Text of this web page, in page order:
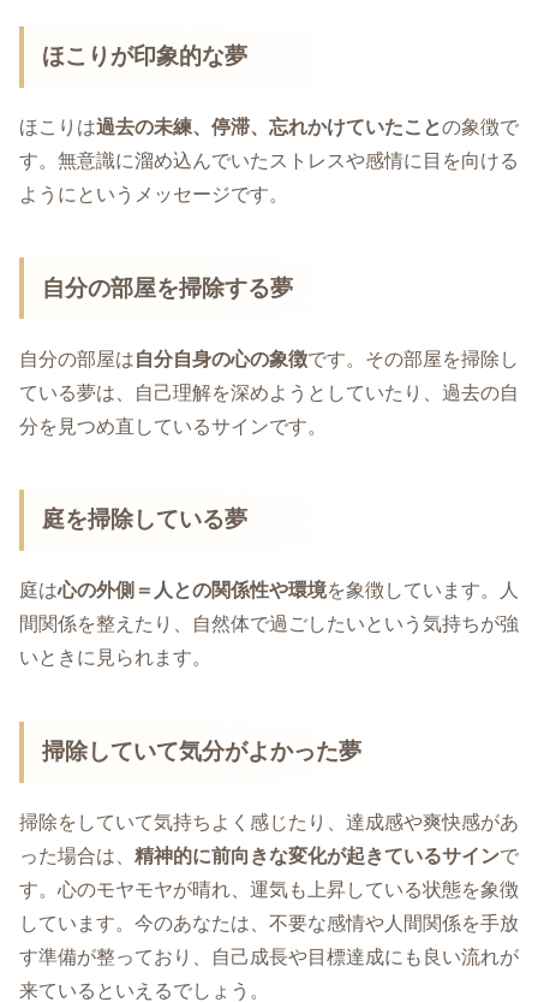
ほこりが印象的な夢
ほこりは過去の未練、停滞、忘れかけていたことの象徴で
す。無意識に溜め込んでいたストレスや感情に目を向ける
ようにというメッセージです。
自分の部屋を掃除する夢
自分の部屋は自分自身の心の象徴です。その部屋を掃除し
ている夢は、自己理解を深めようとしていたり、過去の自
分を見つめ直しているサインです。
庭を掃除している夢
庭は心の外側＝人との関係性や環境を象徴しています。人
間関係を整えたり、自然体で過ごしたいという気持ちが強
いときに見られます。
掃除していて気分がよかった夢
掃除をしていて気持ちよく感じたり、達成感や爽快感があ
った場合は、 精神的に前向きな変化が起きているサインで
す。心のモヤモヤが晴れ、運気も上昇している状態を象徴
しています。今のあなたは、不要な感情や人間関係を手放
す準備が整っており、自己成長や目標達成にも良い流れが
来ているといえるでしょう。